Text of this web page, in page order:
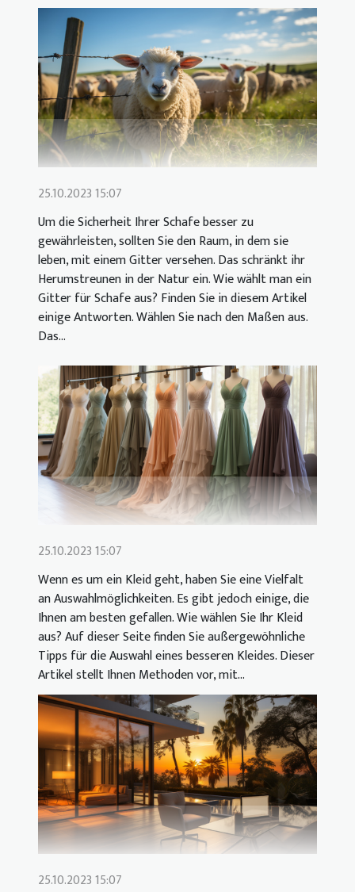
25.10.2023 15:07
Um die Sicherheit Ihrer Schafe besser zu
gewährleisten, sollten Sie den Raum, in dem sie
leben, mit einem Gitter versehen. Das schränkt ihr
Herumstreunen in der Natur ein. Wie wählt man ein
Gitter für Schafe aus? Finden Sie in diesem Artikel
einige Antworten. Wählen Sie nach den Maßen aus.
Das...
25.10.2023 15:07
Wenn es um ein Kleid geht, haben Sie eine Vielfalt
an Auswahlmöglichkeiten. Es gibt jedoch einige, die
Ihnen am besten gefallen. Wie wählen Sie Ihr Kleid
aus? Auf dieser Seite finden Sie außergewöhnliche
Tipps für die Auswahl eines besseren Kleides. Dieser
Artikel stellt Ihnen Methoden vor, mit...
25.10.2023 15:07